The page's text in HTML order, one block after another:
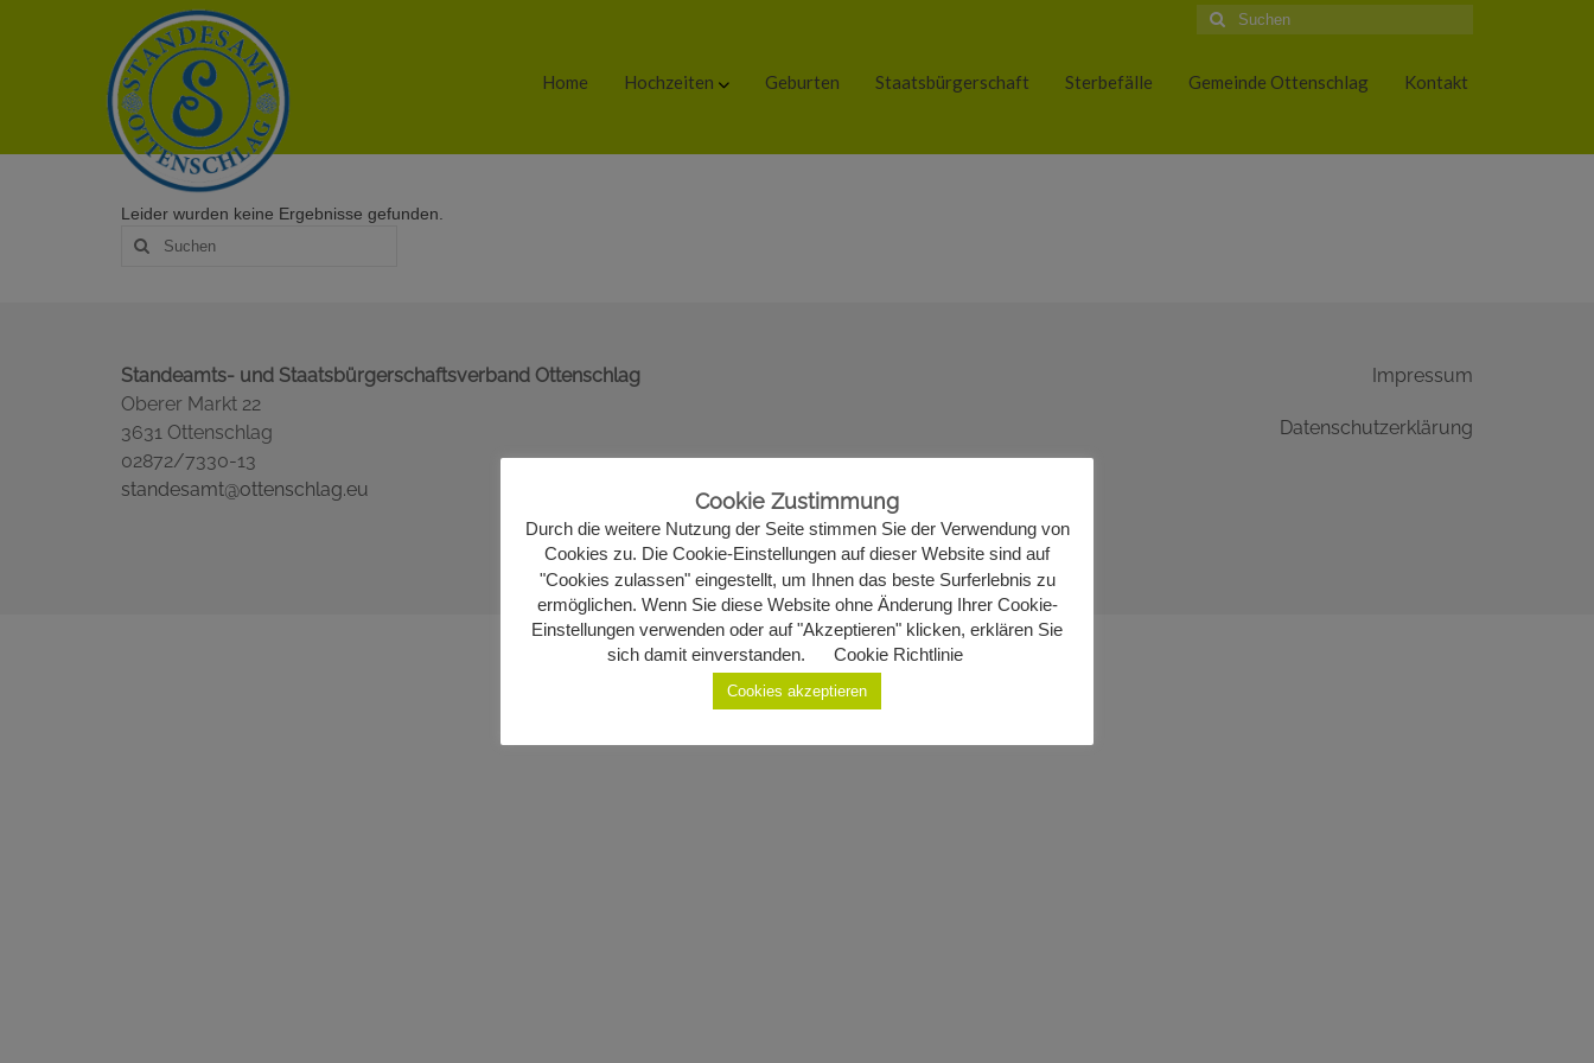
Suche
nach:
Home Hochzeiten Geburten Staatsbürgerschaft Sterbefälle Gemeinde Ottenschlag Kontakt
Leider wurden keine Ergebnisse gefunden.
Suche
nach:
Standeamts- und Staatsbürgerschaftsverband Ottenschlag
Oberer Markt 22
3631 Ottenschlag
02872/7330-13
standesamt@ottenschlag.eu
Impressum
Datenschutzerklärung
Cookie Zustimmung
Durch die weitere Nutzung der Seite stimmen Sie der Verwendung von
Cookies zu. Die Cookie-Einstellungen auf dieser Website sind auf
"Cookies zulassen" eingestellt, um Ihnen das beste Surferlebnis zu
ermöglichen. Wenn Sie diese Website ohne Änderung Ihrer Cookie-
Einstellungen verwenden oder auf "Akzeptieren" klicken, erklären Sie
sich damit einverstanden.
Cookie Richtlinie
Cookies akzeptieren